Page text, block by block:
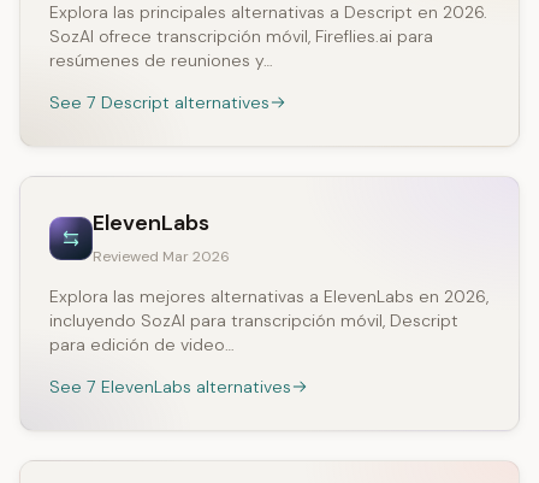
Explora las principales alternativas a Descript en 2026.
SozAI ofrece transcripción móvil, Fireflies.ai para
resúmenes de reuniones y…
See 7 Descript alternatives
ElevenLabs
Reviewed Mar 2026
Explora las mejores alternativas a ElevenLabs en 2026,
incluyendo SozAI para transcripción móvil, Descript
para edición de video…
See 7 ElevenLabs alternatives